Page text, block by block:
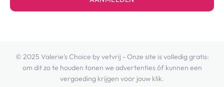
© 2025 Valerie's Choice by vetvrij - Onze site is volledig gratis:
om dit zo te houden tonen we advertenties óf kunnen een
vergoeding krijgen voor jouw klik.